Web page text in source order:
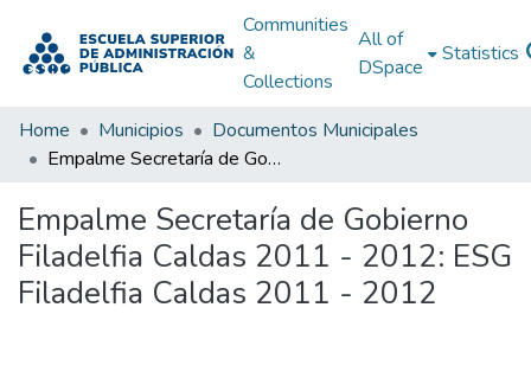
Communities
&
Collections
All of
DSpace
Statistics
Home Municipios
Documentos Municipales
Empalme Secretaría de Gobierno Filadelfia Caldas 2011 - 2012: ESG Filadelfia Caldas 2011 - 2012
Empalme Secretaría de Gobierno
Filadelfia Caldas 2011 - 2012: ESG
Filadelfia Caldas 2011 - 2012